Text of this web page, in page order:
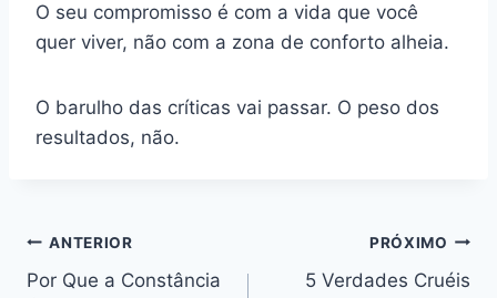
O seu compromisso é com a vida que você
quer viver, não com a zona de conforto alheia.
O barulho das críticas vai passar. O peso dos
resultados, não.
Navegação
ANTERIOR
Por Que a Constância
PRÓXIMO
5 Verdades Cruéis